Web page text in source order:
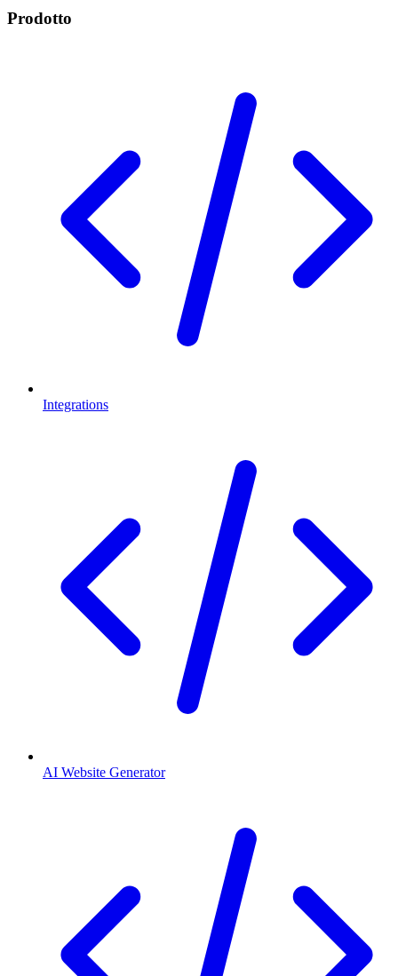
Prodotto
Integrations
AI Website Generator